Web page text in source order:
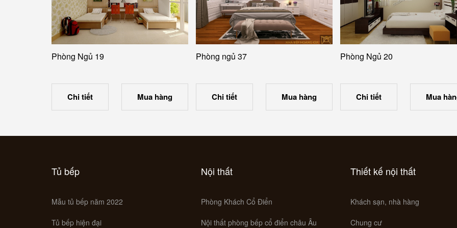
Phòng Ngủ 19
Chi tiết Mua hàng
Phòng ngủ 37
Chi tiết Mua hàng
Phòng Ngủ 20
Chi tiết Mua
Tủ bếp
Mẫu tủ bếp năm 2022
Tủ bếp hiện đại
Nội thất
Phòng Khách Cổ Điển
Nội thất phòng bếp cổ điển châu Âu
Thiết kế nội thất
Khách sạn, nhà hàng
Chung cư